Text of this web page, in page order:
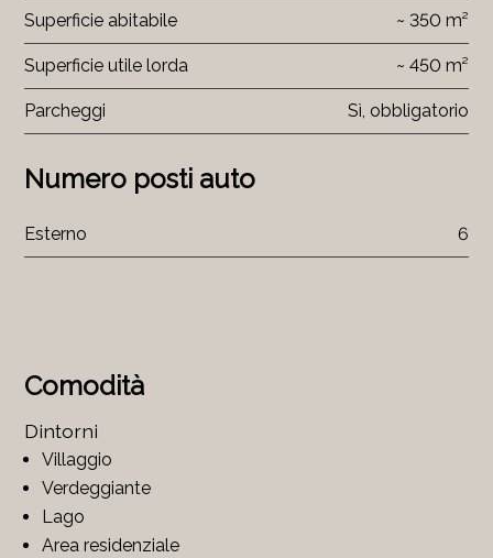
Comodità
Dintorni
Villaggio
Verdeggiante
Lago
Area residenziale
Superficie abitabile ~ 350 m²
Superficie utile lorda ~ 450 m²
Parcheggi Sì, obbligatorio
Numero posti auto
Esterno 6